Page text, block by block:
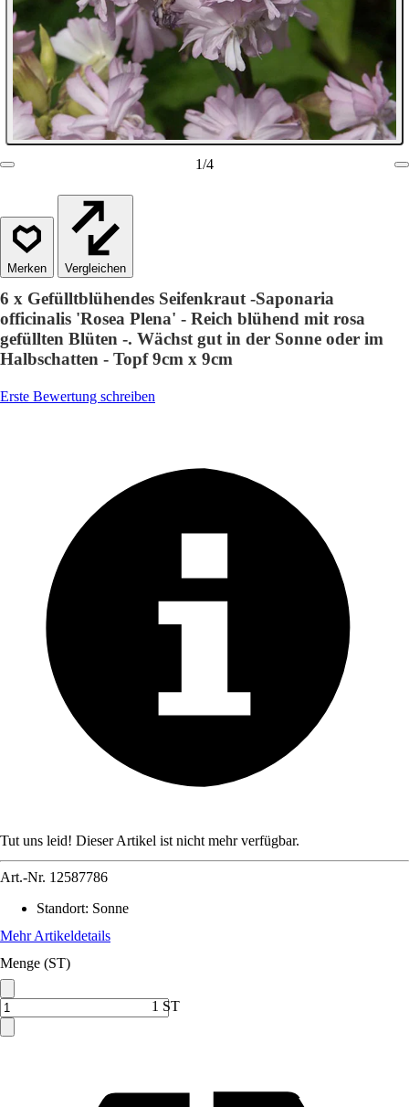
1/4
Vergleichen
6 x Gefülltblühendes Seifenkraut -Saponaria
officinalis 'Rosea Plena' - Reich blühend mit rosa
gefüllten Blüten -. Wächst gut in der Sonne oder im
Halbschatten - Topf 9cm x 9cm
Erste Bewertung schreiben
Tut uns leid! Dieser Artikel ist nicht mehr verfügbar.
Art.-Nr. 12587786
Standort: Sonne
Mehr Artikeldetails
Menge (ST)
1 ST